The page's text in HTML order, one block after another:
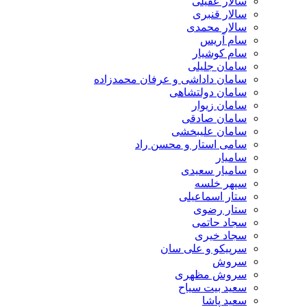
سالار قنبری
سالار محمدی
سام آریس
سام کوشیار
سامان جلیلی
سامان داداشی و عرفان محمدزاده
سامان دولتشاهی
سامان زیوار
سامان صادقی
سامان علیبخشی
سامی استار و محسن راد
سامیار
سامیار سعیدی
سپهر خلسه
ستار اسماعیلی
ستار رضوی
سجاد حاتمی
سجاد خیری
سرپیکو و علی سان
سروش
سروش مظهری
سعید بیت سیاح
سعید پاشا